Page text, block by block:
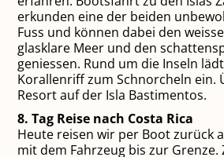
erkunden eine der beiden
Fuss und können dabei den
glasklare Meer und den
geniessen. Rund um die Inseln
Korallenriff zum Schnorcheln ein.
Resort auf der Isla Bastimentos.
8. Tag Reise nach Costa Rica
Heute reisen wir per Boot zurück
mit dem Fahrzeug bis zur Grenze.